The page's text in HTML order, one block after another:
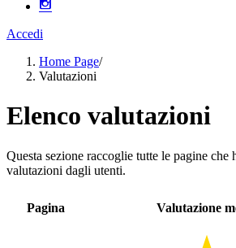
Accedi
Home Page/
Valutazioni
Elenco valutazioni
Questa sezione raccoglie tutte le pagine che
valutazioni dagli utenti.
Pagina Valutazione